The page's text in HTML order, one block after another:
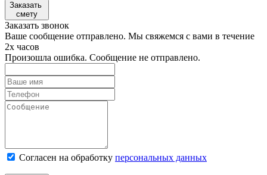
Заказать
смету
Заказать звонок
Ваше сообщение отправлено. Мы свяжемся с вами в течение
2х часов
Произошла ошибка. Сообщение не отправлено.
Согласен на обработку персональныx данных